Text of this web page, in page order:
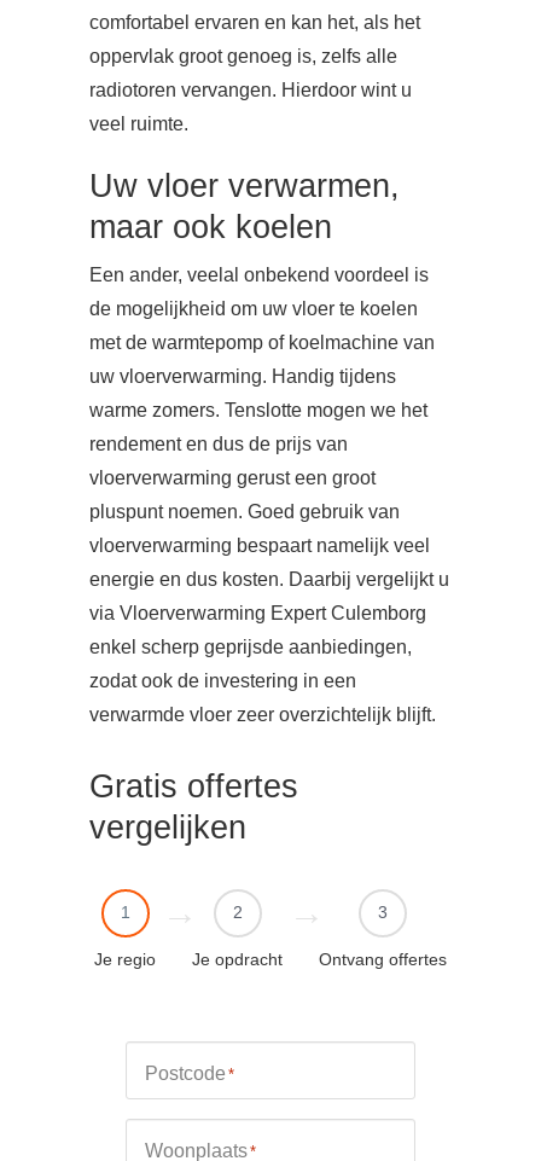
comfortabel ervaren en kan het, als het
oppervlak groot genoeg is, zelfs alle
radiotoren vervangen. Hierdoor wint u
veel ruimte.
Uw vloer verwarmen,
maar ook koelen
Een ander, veelal onbekend voordeel is
de mogelijkheid om uw vloer te koelen
met de warmtepomp of koelmachine van
uw vloerverwarming. Handig tijdens
warme zomers. Tenslotte mogen we het
rendement en dus de prijs van
vloerverwarming gerust een groot
pluspunt noemen. Goed gebruik van
vloerverwarming bespaart namelijk veel
energie en dus kosten. Daarbij vergelijkt u
via Vloerverwarming Expert Culemborg
enkel scherp geprijsde aanbiedingen,
zodat ook de investering in een
verwarmde vloer zeer overzichtelijk blijft.
Gratis offertes
vergelijken
1
Je regio
2
Je opdracht
3
Ontvang offertes
Postcode *
Woonplaats*